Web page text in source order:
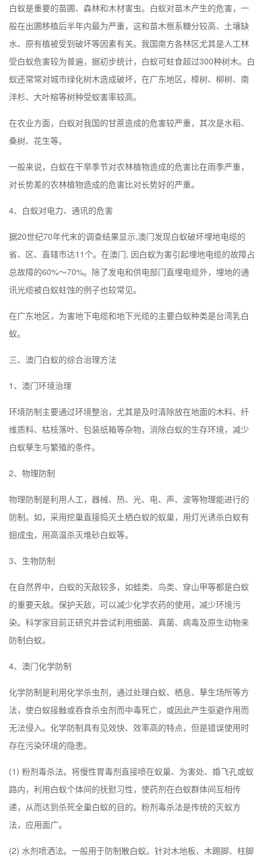
白蚁是重要的苗圃、森林和木材害虫。白蚁对苗木产生的危害，一
般在出圃移植后半年内最为严重，这和苗木根系糖分较高、土壤缺
水、原有植被受到破坏等因素有关。我国南方各林区尤其是人工林
受白蚁危害较为普遍，据初步统计，白蚁可蛀食超过300种树木。白
蚁还常常对城市绿化树木造成破坏，在广东地区，樟树、柳树、南
洋杉、大叶榕等树种受蚁害率较高。
在农业方面，白蚁对我国的甘蔗造成的危害较严重，其次是水稻、
桑树、花生等。
一般来说，白蚁在干旱季节对农林植物造成的危害比在雨季严重，
对长势差的农林植物造成的危害比对长势好的严重。
4、白蚁对电力、通讯的危害
据20世纪70年代末的调查结果显示,澳门发现白蚁破坏埋地电缆的
省、区、直辖市达11个。在澳门, 因白蚁为害引起埋地电缆的故障占
总故障的60%～70%。除了发电和供电部门直埋电缆外，埋地的通
讯光缆被白蚁蛀蚀的例子也较常见。
在广东地区，为害地下电缆和地下光缆的主要白蚁种类是台湾乳白
蚁。
三、 澳门白蚁的综合治理方法
1、 澳门环境治理
环境防制主要通过环境整治，尤其是及时清除放在地面的木料、纤
维质料、枯枝落叶、包装纸箱等杂物，消除白蚁的生存环境，减少
白蚁孳生与繁殖的条件。
2、物理防制
物理防制是利用人工，器械、热、光、电、声、波等物理能进行的
防制。如，采用挖巢直接捣灭土栖白蚁的蚁巢，用灯光诱杀白蚁有
翅成虫，用高温杀灭堆砂白蚁等。
3、生物防制
在自然界中，白蚁的天敌较多，如蛙类、鸟类、穿山甲等都是白蚁
的重要天敌。保护天敌，可以减少化学农药的使用，减少环境污
染。科学家目前正研究并尝试利用细菌、真菌、病毒及原生动物来
防制白蚁。
4、 澳门化学防制
化学防制是利用化学杀虫剂，通过处理白蚁、栖息、孳生场所等方
法，使白蚁接触或吞食杀虫剂而中毒死亡，或因此产生驱避作用而
无法侵入。化学防制具有见效快、效率高的特点，但是错误使用时
存在污染环境的隐患。
(1) 粉剂毒杀法。将慢性胃毒剂直接喷在蚁巢、为害处、婚飞孔或蚁
路内，利用白蚁个体间的抚慰习性，使药剂在白蚁群体间互相传
递，从而达到杀死全巢白蚁的目的。粉剂毒杀法是传统的灭蚁方
法，应用面广。
(2) 水剂喷洒法。一般用于防制散白蚁。针对木地板、木踢脚、柱脚